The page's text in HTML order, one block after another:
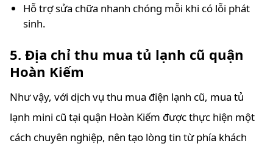
Hỗ trợ sửa chữa nhanh chóng mỗi khi có lỗi phát
sinh.
5. Địa chỉ thu mua tủ lạnh cũ quận
Hoàn Kiếm
Như vậy, với dịch vụ thu mua điện lạnh cũ, mua tủ
lạnh mini cũ tại quận Hoàn Kiếm được thực hiện một
cách chuyên nghiệp, nên tạo lòng tin từ phía khách